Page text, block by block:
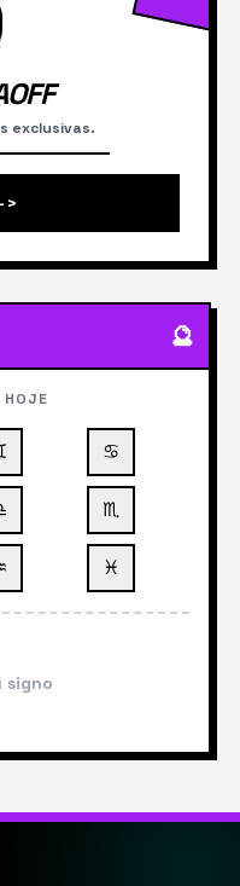
exclusivas.
>
🔮
HOJE
♋
♏
♓
signo